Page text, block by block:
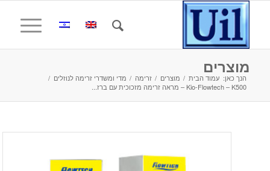
מוצרים
הנך כאן: עמוד הבית / מוצרים / זרימה / מדי ומשדרי זרימה לנוזלים /
Kio-Flowtech – K500 – מראה זרימה מזכוכית עם ברז...